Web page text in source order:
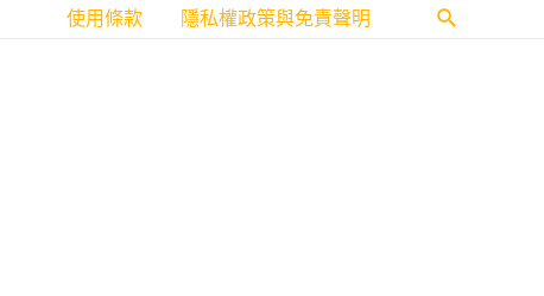
使用條款 隱私權政策與免責聲明
搜